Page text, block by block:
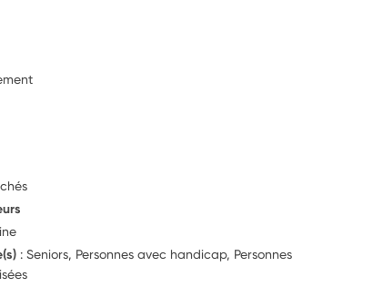
: Seniors, Personnes avec handicap, Personnes